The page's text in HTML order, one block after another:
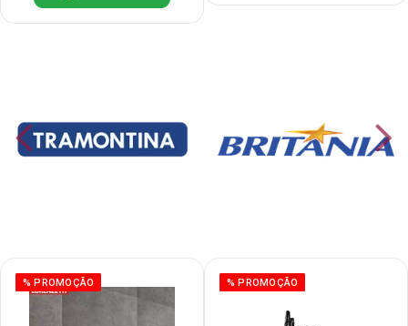
% PROMOÇÃO % PROMOÇÃO